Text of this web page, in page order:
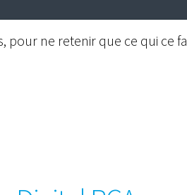
h
e
pour ne retenir que ce qui ce